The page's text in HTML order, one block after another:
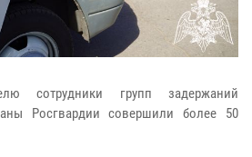
сотрудники групп задержаний
Росгвардии совершили более 50